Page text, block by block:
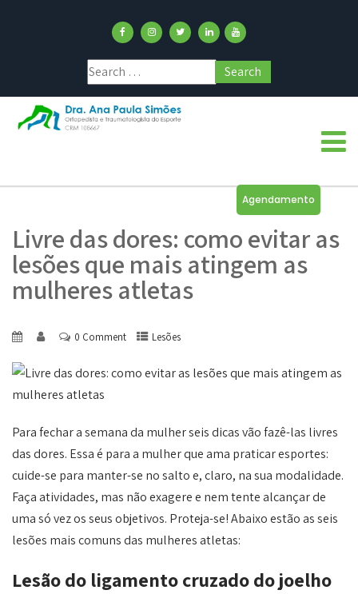
Agendamento
Livre das dores: como evitar as
lesões que mais atingem as
mulheres atletas
0 Comment Lesões
Para fechar a semana da mulher seis dicas vão fazê-las livres
das dores. Essa é para a mulher que ama praticar esportes:
cuide-se para manter-se no salto e, claro, na sua modalidade.
Faça atividades, mas não exagere e nem tente alcançar de
uma só vez os seus objetivos. Proteja-se! Abaixo estão as seis
lesões mais comuns das mulheres atletas:
Lesão do ligamento cruzado do joelho